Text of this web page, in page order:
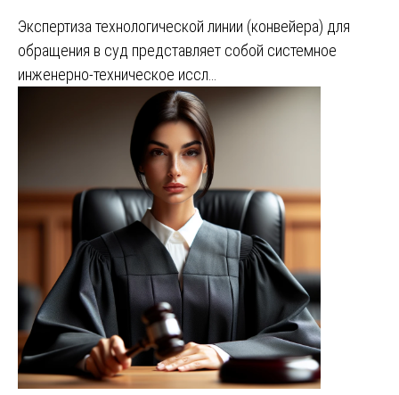
Экспертиза технологической линии (конвейера) для
обращения в суд представляет собой системное
инженерно-техническое иссл…